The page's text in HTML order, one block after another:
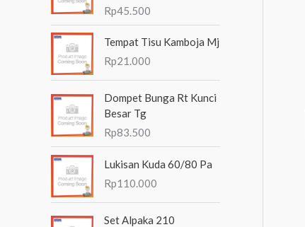
Rp45.500
Tempat Tisu Kamboja Mj
Rp21.000
Dompet Bunga Rt Kunci
Besar Tg
Rp83.500
Lukisan Kuda 60/80 Pa
Rp110.000
Set Alpaka 210